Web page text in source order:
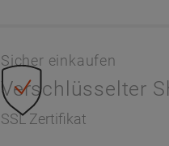
Sicher einkaufen
Verschlüsselter
SSL Zertifikat